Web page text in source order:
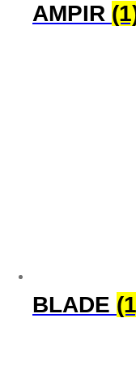
AMPIR
BLADE